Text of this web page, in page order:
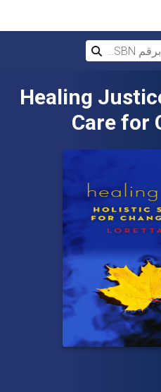
تخطي إلى المحتوى الرئيسي
Healing
Care for